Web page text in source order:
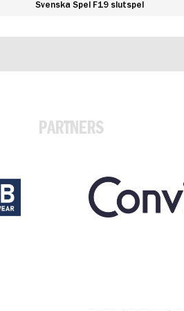
Svenska Spel F19 slutspel
PARTNERS